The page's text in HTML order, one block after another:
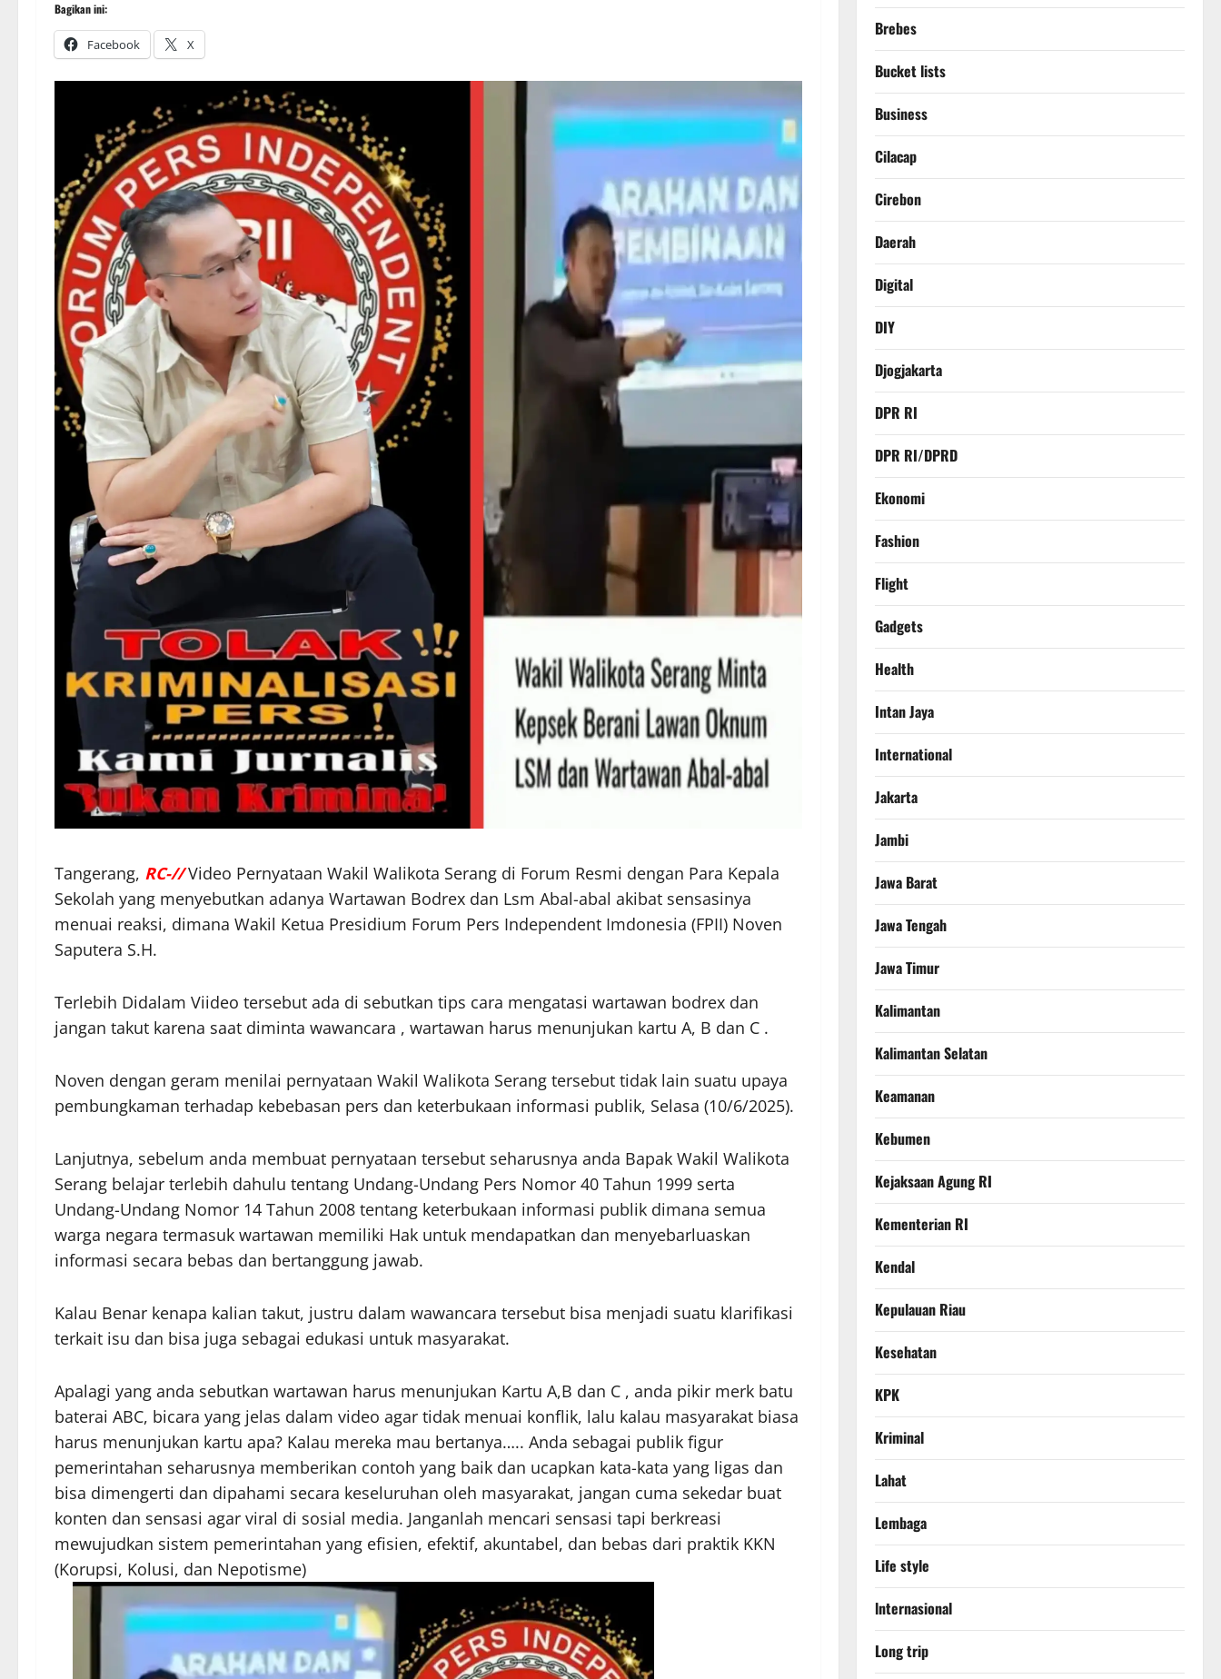
Bagikan ini:
Facebook X
Tangerang, RC-//Video Pernyataan Wakil Walikota Serang di Forum Resmi dengan Para Kepala
Sekolah yang menyebutkan adanya Wartawan Bodrex dan Lsm Abal-abal akibat sensasinya
menuai reaksi, dimana Wakil Ketua Presidium Forum Pers Independent Imdonesia (FPII) Noven
Saputera S.H.
Terlebih Didalam Viideo tersebut ada di sebutkan tips cara mengatasi wartawan bodrex dan
jangan takut karena saat diminta wawancara , wartawan harus menunjukan kartu A, B dan C .
Noven dengan geram menilai pernyataan Wakil Walikota Serang tersebut tidak lain suatu upaya
pembungkaman terhadap kebebasan pers dan keterbukaan informasi publik, Selasa (10/6/2025).
Lanjutnya, sebelum anda membuat pernyataan tersebut seharusnya anda Bapak Wakil Walikota
Serang belajar terlebih dahulu tentang Undang-Undang Pers Nomor 40 Tahun 1999 serta
Undang-Undang Nomor 14 Tahun 2008 tentang keterbukaan informasi publik dimana semua
warga negara termasuk wartawan memiliki Hak untuk mendapatkan dan menyebarluaskan
informasi secara bebas dan bertanggung jawab.
Kalau Benar kenapa kalian takut, justru dalam wawancara tersebut bisa menjadi suatu klarifikasi
terkait isu dan bisa juga sebagai edukasi untuk masyarakat.
Apalagi yang anda sebutkan wartawan harus menunjukan Kartu A,B dan C , anda pikir merk batu
baterai ABC, bicara yang jelas dalam video agar tidak menuai konflik, lalu kalau masyarakat biasa
harus menunjukan kartu apa? Kalau mereka mau bertanya….. Anda sebagai publik figur
pemerintahan seharusnya memberikan contoh yang baik dan ucapkan kata-kata yang ligas dan
bisa dimengerti dan dipahami secara keseluruhan oleh masyarakat, jangan cuma sekedar buat
konten dan sensasi agar viral di sosial media. Janganlah mencari sensasi tapi berkreasi
mewujudkan sistem pemerintahan yang efisien, efektif, akuntabel, dan bebas dari praktik KKN
(Korupsi, Kolusi, dan Nepotisme)
Brebes
Bucket lists
Business
Cilacap
Cirebon
Daerah
Digital
DIY
Djogjakarta
DPR RI
DPR RI/DPRD
Ekonomi
Fashion
Flight
Gadgets
Health
Intan Jaya
International
Jakarta
Jambi
Jawa Barat
Jawa Tengah
Jawa Timur
Kalimantan
Kalimantan Selatan
Keamanan
Kebumen
Kejaksaan Agung RI
Kementerian RI
Kendal
Kepulauan Riau
Kesehatan
KPK
Kriminal
Lahat
Lembaga
Life style
lnternasional
Long trip